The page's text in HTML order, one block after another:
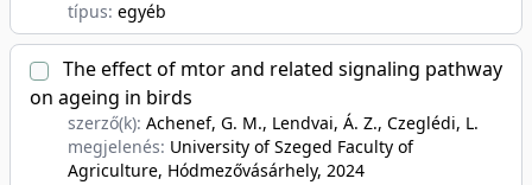
típus: egyéb
The effect of mtor and related signaling pathway
on ageing in birds
szerző(k): Achenef, G. M., Lendvai, Á. Z., Czeglédi, L.
megjelenés: University of Szeged Faculty of
Agriculture, Hódmezővásárhely, 2024